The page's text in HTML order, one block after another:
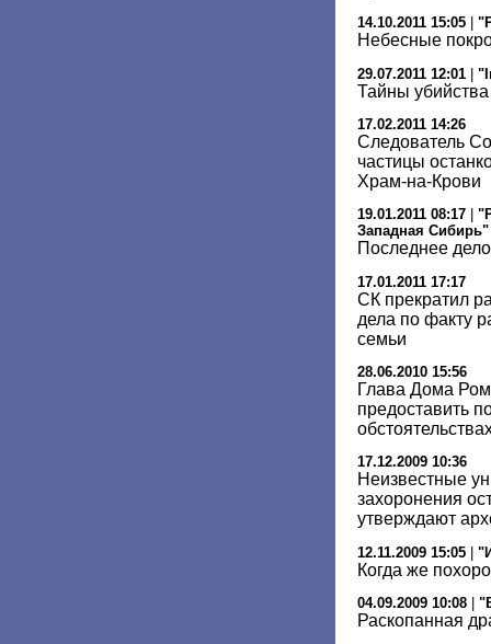
14.10.2011 15:05
Небесные
29.07.2011 12:01 |
Тайны
17.02.2011 14:26
Следователь
частицы
Храм-на-Крови
19.01.2011 08:17
Западная Сибирь"
Последнее
17.01.2011 17:17
СК прекратил
дела по факту
семьи
28.06.2010 15:56
Глава Дома
предоставить
17.12.2009 10:36
Неизвестные
захоронения
утверждают
12.11.2009 15:05 |
Когда же
04.09.2009 10:08
Раскопанная